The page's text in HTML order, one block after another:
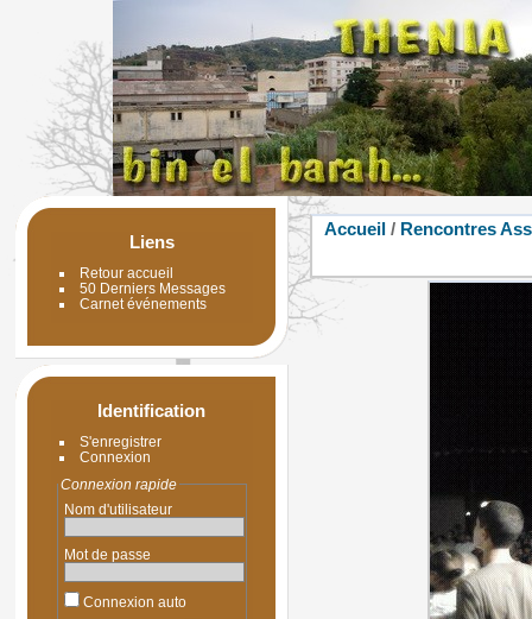
Liens
Retour accueil
50 Derniers Messages
Carnet événements
Identification
S'enregistrer
Connexion
Connexion rapide
Nom d'utilisateur
Mot de passe
Connexion auto
Accueil / Rencontres